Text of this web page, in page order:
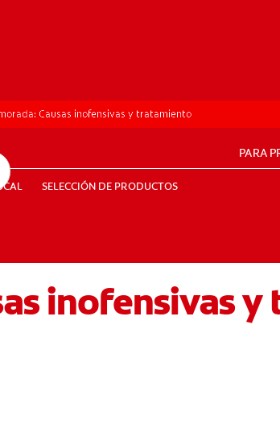
SUSCRÍBETE
PARA
SELECCIÓN DE PRODUCTOS
Causas inofensivas y tratamiento
inofensivas